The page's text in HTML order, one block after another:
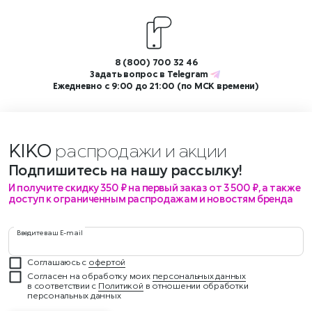
8 (800) 700 32 46
Задать вопрос в Telegram
Ежедневно с 9:00 до 21:00 (по МСК времени)
KIKO распродажи и акции?
Подпишитесь на нашу рассылку!
И получите скидку 350 ₽ на первый заказ от 3 500 ₽, а также
доступ к ограниченным распродажам и новостям бренда
Введите ваш E-mail
Соглашаюсь с офертой
Согласен на обработку моих персональных данных
в соответствии с Политикой в отношении обработки
персональных данных